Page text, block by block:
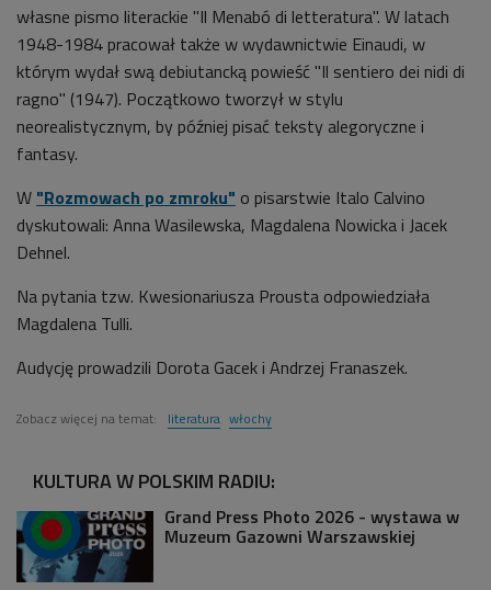
własne pismo literackie "Il Menabó di letteratura". W latach
1948-1984 pracował także w wydawnictwie Einaudi, w
którym wydał swą debiutancką powieść "Il sentiero dei nidi di
ragno" (1947). Początkowo tworzył w stylu
neorealistycznym, by później pisać teksty alegoryczne i
fantasy.
W "Rozmowach po zmroku" o pisarstwie Italo Calvino
dyskutowali: Anna Wasilewska, Magdalena Nowicka i Jacek
Dehnel.
Na pytania tzw. Kwesionariusza Prousta odpowiedziała
Magdalena Tulli.
Audycję prowadzili Dorota Gacek i Andrzej Franaszek.
Zobacz więcej na temat: literatura włochy
KULTURA W POLSKIM RADIU:
Grand Press Photo 2026 - wystawa w
Muzeum Gazowni Warszawskiej